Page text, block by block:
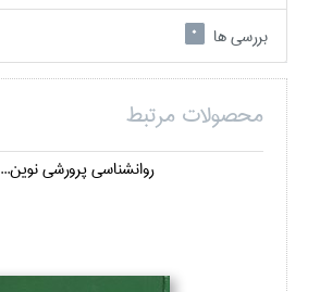
بررسی ها
0
محصولات مرتبط
روانشناسي پرورشي نوين...